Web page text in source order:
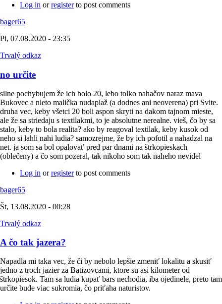
Log in orregisterto post comments
bager65
Pi, 07.08.2020 - 23:35
Trvalý odkaz
no určite
silne pochybujem že ich bolo 20, lebo tolko nahačov naraz mava
Bukovec a nieto malička nudaplaž (a dodnes ani neoverena) pri Svite.
druha vec, keby všetci 20 boli aspon skryti na dakom tajnom mieste,
ale že sa striedaju s textilakmi, to je absolutne nerealne. vieš, čo by sa
stalo, keby to bola realita? ako by reagoval textilak, keby kusok od
neho si lahli nahi ludia? samozrejme, že by ich pofotil a nahadzal na
net. ja som sa bol opalovať pred par dnami na štrkopieskach
(oblečeny) a čo som pozeral, tak nikoho som tak naheho nevidel
Log in orregisterto post comments
bager65
Št, 13.08.2020 - 00:28
Trvalý odkaz
A čo tak jazera?
Napadla mi taka vec, že či by nebolo lepšie zmeniť lokalitu a skusiť
jedno z troch jazier za Batizovcami, ktore su asi kilometer od
štrkopiesok. Tam sa ludia kupať bars nechodia, iba ojedinele, preto tam
určite bude viac sukromia, čo priťaha naturistov.